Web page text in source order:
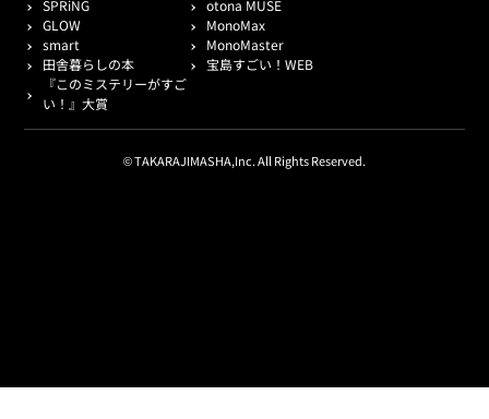
SPRiNG
otona MUSE
GLOW
MonoMax
smart
MonoMaster
田舎暮らしの本
宝島すごい！WEB
『このミステリーがすご
い！』大賞
© TAKARAJIMASHA,Inc. All Rights Reserved.